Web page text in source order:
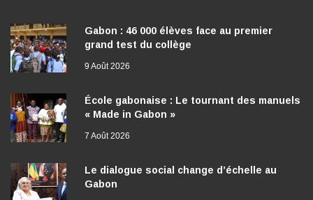
Gabon : 46 000 élèves face au premier
grand test du collège
9 Août 2026
École gabonaise : Le tournant des manuels
« Made in Gabon »
7 Août 2026
Le dialogue social change d’échelle au
Gabon